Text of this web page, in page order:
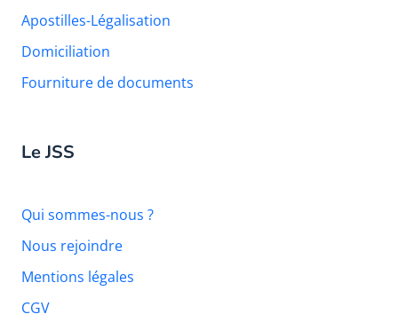
Apostilles-Légalisation
Domiciliation
Fourniture de documents
Le JSS
Qui sommes-nous ?
Nous rejoindre
Mentions légales
CGV